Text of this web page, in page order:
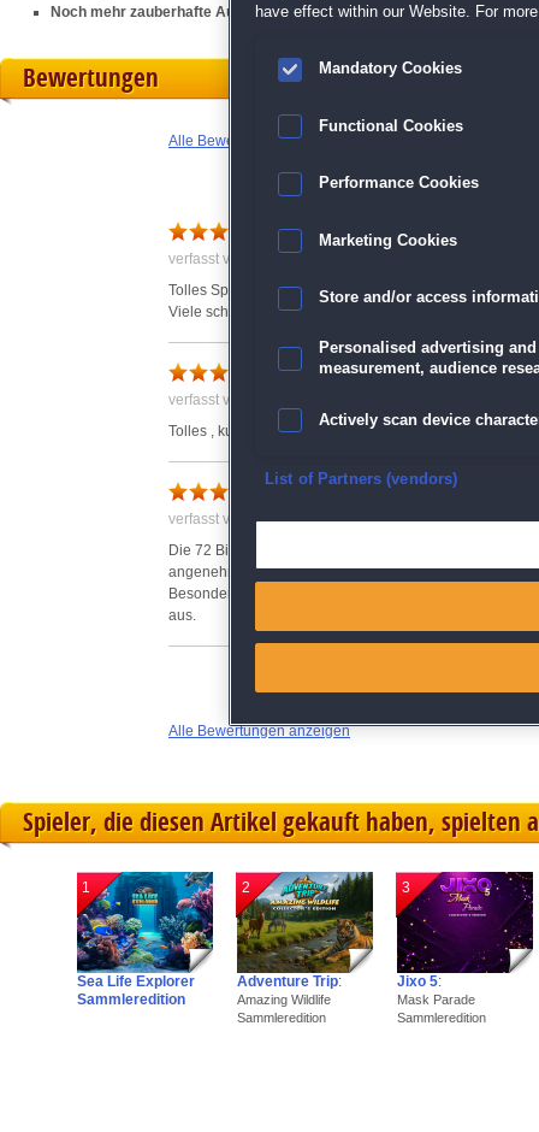
Noch mehr zauberhafte Ausmalbilder gibt es beiArt By Numbers 9
Bewertungen
Alle Bewertungen anzeigen
Schöne Bilder
verfasst von Anonym am 06.03.2023 um 20:08
Tolles Spiel , ideal zum entspannen und abschalten.
Viele schöne Bilder
Toll
verfasst von Anonym am 19.02.2023 um 16:00
Tolles , kurzweiliges Spiel
72 Bilder plus
verfasst von Anonym am 07.03.2023 um 14:14
Die 72 Bilder sind in der Farbgebung sehr angenehm,
angenehm erscheinen lassen.
Besonders schön, ein Plus: Jedes Bild lässt sich auch
aus.
Alle Bewertungen anzeigen
Spieler, die diesen Artikel gekauft haben, spielten
1
Sea Life Explorer
Sammleredition
2
Adventure Trip:
Amazing Wildlife
Sammleredition
3
Jixo 5:
Mask Parade
Sammleredition
have effect within our Website. For
Mandatory Cookies
Functional Cookies
Performance Cookies
Marketing Cookies
Store and/or access
Personalised advertising
measurement, audience
Actively scan device
Ensure security, prevent
List of Partners (vendors)